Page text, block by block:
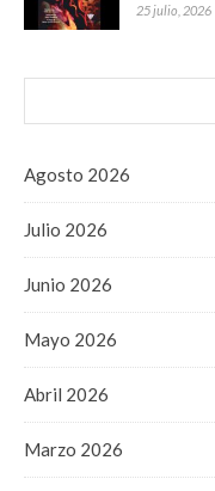
25 julio, 2026
Agosto 2026
Julio 2026
Junio 2026
Mayo 2026
Abril 2026
Marzo 2026